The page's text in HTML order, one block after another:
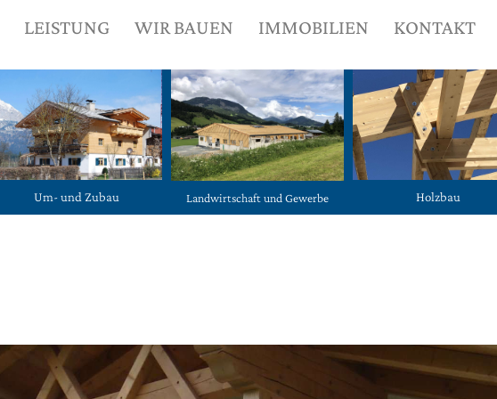
LEISTUNG WIR BAUEN IMMOBILIEN KONTAKT
Um- und Zubau Landwirtschaft und Gewerbe Holzbau